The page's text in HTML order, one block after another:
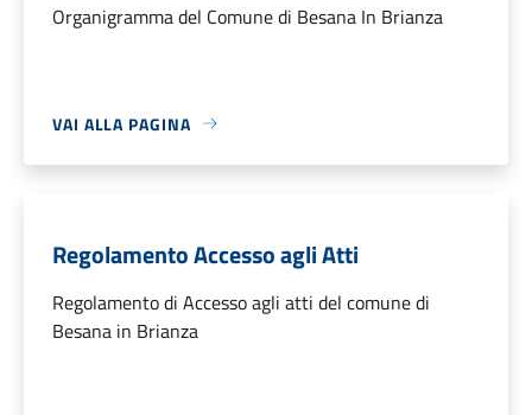
Organigramma del Comune di Besana In Brianza
VAI ALLA PAGINA
Regolamento Accesso agli Atti
Regolamento di Accesso agli atti del comune di
Besana in Brianza